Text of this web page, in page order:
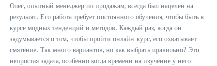
Олег, опытный менеджер по продажам, всегда был нацелен на
результат. Его работа требует постоянного обучения, чтобы быть в
курсе модных тенденций и методов. Каждый раз, когда он
задумывается о том, чтобы пройти онлайн-курс, его охватывает
смятение. Так много вариантов, но как выбрать правильно? Это
непростая задача, особенно когда времени на изучение у него